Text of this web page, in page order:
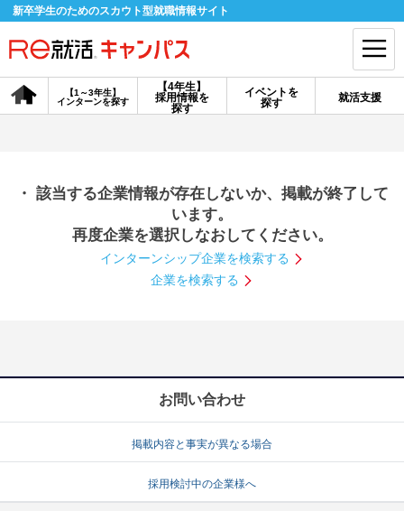
新卒学生のためのスカウト型就職情報サイト
【4年生】
採用情報を
探す
【1～3年生】
インターンを探す
イベントを
探す
就活支援
会員登録 ログイン
探す
【4年生】
説明会を探す
インターンを探す
就活ノウハウ・サポート
就活支援
就活ノウハウが満載！ お役立ち記事・相談室など
適職診断 就活チャンネル
・ 該当する企業情報が存在しないか、掲載が終了して
います。
再度企業を選択しなおしてください。
インターンシップ企業を検索する
企業を検索する
お問い合わせ
掲載内容と事実が異なる場合
採用検討中の企業様へ